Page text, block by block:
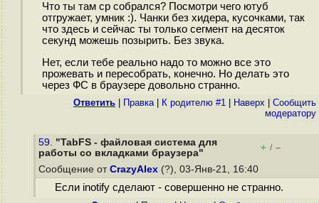
Что ты там cp собрался? Посмотри чего ютуб
отгружает, умник :). Чанки без хидера, кусочками, так
что здесь и сейчас ты только сегмент на десяток
секунд можешь позырить. Без звука.
Нет, если тебе реально надо то можно все это
прожевать и пересобрать, конечно. Но делать это
через ФС в браузере довольно странно.
Ответить Правка| К родителю #1 Наверх
Cообщить
модератору
59. "TabFS - файловая система для
работы со вкладками браузера"
+ / –
Сообщение от CrazyAlex (?), 03-Янв-21, 16:40
Если inotify сделают - совершенно не странно.